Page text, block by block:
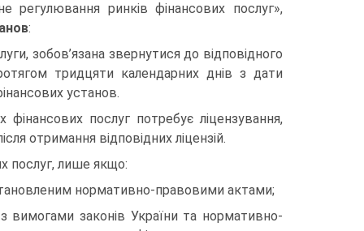
регулювання ринків фінансових послуг»,
:
зобов’язана звернутися до відповідного
тридцяти календарних днів з дати
установ.
послуг потребує ліцензування,
отримання відповідних ліцензій.
послуг, лише якщо:
нормативно-правовими актами;
законів України та нормативно-